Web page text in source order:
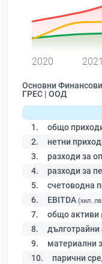
2020 2021
Основни
ГРЕС | ООД
1. общо
2. нетни
3. разходи за
4. разходи за
5. счетоводна
6. EBITDA (хил.
7. общо активи
8. дълготрайни
9. материални
10. парични